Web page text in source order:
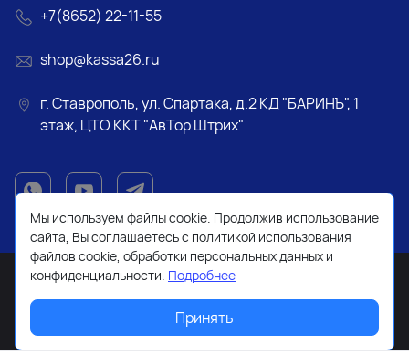
+7(8652) 22-11-55
shop@kassa26.ru
г. Ставрополь, ул. Спартака, д.2 КД "БАРИНЪ", 1
этаж, ЦТО ККТ "АвТор Штрих"
2026 © Все права защищены. Работает наReadyScript
Мы используем файлы cookie. Продолжив использование
сайта, Вы соглашаетесь с политикой использования
файлов cookie, обработки персональных данных и
конфиденциальности. Подробнее
Принять